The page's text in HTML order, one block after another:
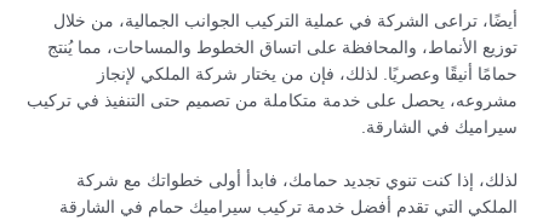
أيضًا، تراعى الشركة في عملية التركيب الجوانب الجمالية، من خلال
توزيع الأنماط، والمحافظة على اتساق الخطوط والمساحات، مما يُنتج
حمامًا أنيقًا وعصريًا. لذلك، فإن من يختار شركة الملكي لإنجاز
مشروعه، يحصل على خدمة متكاملة من تصميم حتى التنفيذ في تركيب
سيراميك في الشارقة.
لذلك، إذا كنت تنوي تجديد حمامك، فابدأ أولى خطواتك مع شركة
الملكي التي تقدم أفضل خدمة تركيب سيراميك حمام في الشارقة